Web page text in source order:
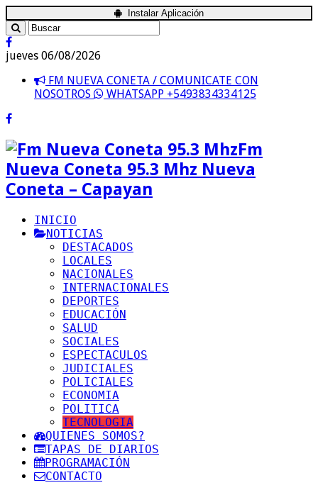
Instalar Aplicación
jueves 06/08/2026
FM NUEVA CONETA / COMUNICATE CON
NOSOTROS
WHATSAPP +5493834334125
Fm
Nueva Coneta 95.3 Mhz Nueva
Coneta – Capayan
INICIO
NOTICIAS
DESTACADOS
LOCALES
NACIONALES
INTERNACIONALES
DEPORTES
EDUCACIÓN
SALUD
SOCIALES
ESPECTACULOS
JUDICIALES
POLICIALES
ECONOMIA
POLITICA
TECNOLOGIA
QUIENES SOMOS?
TAPAS DE DIARIOS
PROGRAMACIÓN
CONTACTO